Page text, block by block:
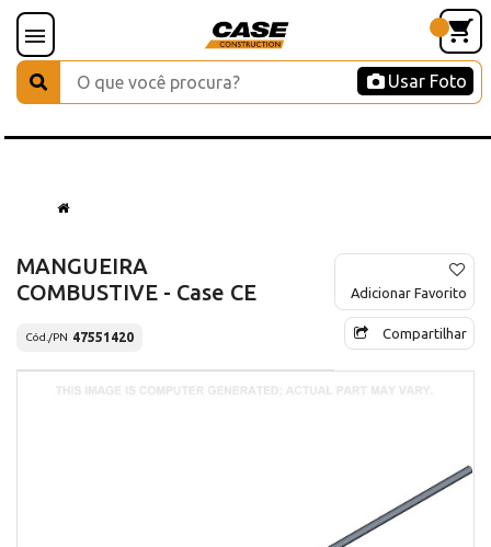
Usar Foto
MANGUEIRA
COMBUSTIVE - Case CE
Cód./PN 47551420
Adicionar Favorito
Compartilhar